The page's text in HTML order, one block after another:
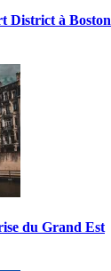
District à Boston
du Grand Est